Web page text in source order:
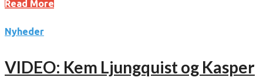
Read More
Nyheder
VIDEO: Kem Ljungquist og Kasper